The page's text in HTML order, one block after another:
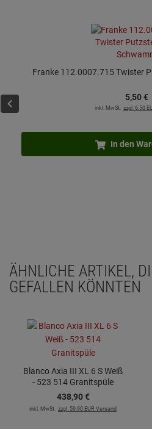
Franke 112.0007.715 Twister
5,50€
inkl. MwSt. zzgl. 6.50
In den
ÄHNLICHE ARTIKEL,
GEFALLEN KÖNNTEN
Blanco Axia III XL 6 S Weiß
- 523 514 Granitspüle
438,90 €
inkl. MwSt. zzgl. 59.90 EUR Versand